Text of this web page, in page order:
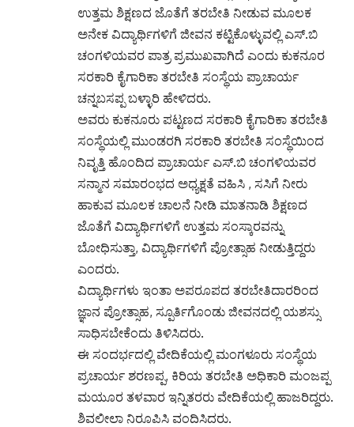
ಉತ್ತಮ ಶಿಕ್ಷಣದ ಜೊತೆಗೆ ತರಬೇತಿ ನೀಡುವ ಮೂಲಕ
ಅನೇಕ ವಿದ್ಯಾರ್ಥಿಗಳಿಗೆ ಜೀವನ ಕಟ್ಟಿಕೊಳ್ಳುವಲ್ಲಿ ಎಸ್.ಬಿ
ಚಂಗಳಿಯವರ ಪಾತ್ರ ಪ್ರಮುಖವಾಗಿದೆ ಎಂದು ಕುಕನೂರ
ಸರಕಾರಿ ಕೈಗಾರಿಕಾ ತರಬೇತಿ ಸಂಸ್ಥೆಯ ಪ್ರಾಚಾರ್ಯ
ಚನ್ನಬಸಪ್ಪ ಬಳ್ಳಾರಿ ಹೇಳಿದರು.
ಅವರು ಕುಕನೂರು ಪಟ್ಟಣದ ಸರಕಾರಿ ಕೈಗಾರಿಕಾ ತರಬೇತಿ
ಸಂಸ್ಥೆಯಲ್ಲಿ ಮುಂಡರಗಿ ಸರಕಾರಿ ತರಬೇತಿ ಸಂಸ್ಥೆಯಿಂದ
ನಿವೃತ್ತಿ ಹೊಂದಿದ ಪ್ರಾಚಾರ್ಯ ಎಸ್.ಬಿ ಚಂಗಳಿಯವರ
ಸನ್ಮಾನ ಸಮಾರಂಭದ ಅಧ್ಯಕ್ಷತೆ ವಹಿಸಿ , ಸಸಿಗೆ ನೀರು
ಹಾಕುವ ಮೂಲಕ ಚಾಲನೆ ನೀಡಿ ಮಾತನಾಡಿ ಶಿಕ್ಷಣದ
ಜೊತೆಗೆ ವಿದ್ಯಾರ್ಥಿಗಳಿಗೆ ಉತ್ತಮ ಸಂಸ್ಕಾರವನ್ನು
ಬೋಧಿಸುತ್ತಾ, ವಿದ್ಯಾರ್ಥಿಗಳಿಗೆ ಪ್ರೋತ್ಸಾಹ ನೀಡುತ್ತಿದ್ದರು
ಎಂದರು.
ವಿದ್ಯಾರ್ಥಿಗಳು ಇಂತಾ ಅಪರೂಪದ ತರಬೇತಿದಾರರಿಂದ
ಜ್ಞಾನ ಪ್ರೋತ್ಸಾಹ, ಸ್ಪೂರ್ತಿಗೊಂಡು ಜೀವನದಲ್ಲಿ ಯಶಸ್ಸು
ಸಾಧಿಸಬೇಕೆಂದು ತಿಳಿಸಿದರು.
ಈ ಸಂದರ್ಭದಲ್ಲಿ ವೇದಿಕೆಯಲ್ಲಿ ಮಂಗಳೂರು ಸಂಸ್ಥೆಯ
ಪ್ರಚಾರ್ಯ ಶರಣಪ್ಪ, ಕಿರಿಯ ತರಬೇತಿ ಅಧಿಕಾರಿ ಮಂಜಪ್ಪ
ಮಯೂರ ತಳವಾರ ಇನ್ನಿತರರು ವೇದಿಕೆಯಲ್ಲಿ ಹಾಜರಿದ್ದರು.
ಶಿವಲೀಲಾ ನಿರೂಪಿಸಿ ವಂದಿಸಿದರು.